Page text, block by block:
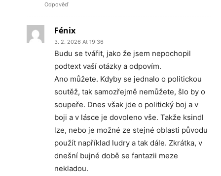
Odpověď
Fénix
3. 2. 2026 At 19:36
Budu se tvářit, jako že jsem nepochopil
podtext vaší otázky a odpovím.
Ano můžete. Kdyby se jednalo o politickou
soutěž, tak samozřejmě nemůžete, šlo by o
soupeře. Dnes však jde o politický boj a v
boji a v lásce je dovoleno vše. Takže ksindl
lze, nebo je možné ze stejné oblasti původu
použít například ludry a tak dále. Zkrátka, v
dnešní bujné době se fantazii meze
nekladou.